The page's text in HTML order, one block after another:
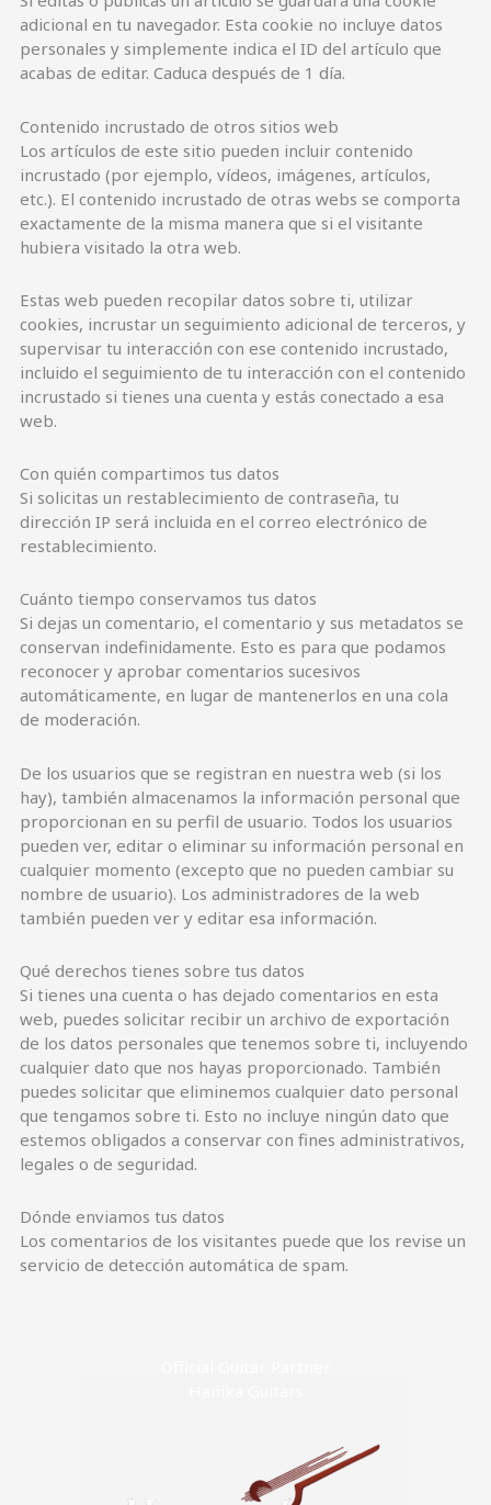
adicional en tu navegador. Esta cookie no incluye datos
personales y simplemente indica el ID del artículo que
acabas de editar. Caduca después de 1 día.
Contenido incrustado de otros sitios web
Los artículos de este sitio pueden incluir contenido
incrustado (por ejemplo, vídeos, imágenes, artículos,
etc.). El contenido incrustado de otras webs se comporta
exactamente de la misma manera que si el visitante
hubiera visitado la otra web.
Estas web pueden recopilar datos sobre ti, utilizar
cookies, incrustar un seguimiento adicional de terceros, y
supervisar tu interacción con ese contenido incrustado,
incluido el seguimiento de tu interacción con el contenido
incrustado si tienes una cuenta y estás conectado a esa
web.
Con quién compartimos tus datos
Si solicitas un restablecimiento de contraseña, tu
dirección IP será incluida en el correo electrónico de
restablecimiento.
Cuánto tiempo conservamos tus datos
Si dejas un comentario, el comentario y sus metadatos se
conservan indefinidamente. Esto es para que podamos
reconocer y aprobar comentarios sucesivos
automáticamente, en lugar de mantenerlos en una cola
de moderación.
De los usuarios que se registran en nuestra web (si los
hay), también almacenamos la información personal que
proporcionan en su perfil de usuario. Todos los usuarios
pueden ver, editar o eliminar su información personal en
cualquier momento (excepto que no pueden cambiar su
nombre de usuario). Los administradores de la web
también pueden ver y editar esa información.
Qué derechos tienes sobre tus datos
Si tienes una cuenta o has dejado comentarios en esta
web, puedes solicitar recibir un archivo de exportación
de los datos personales que tenemos sobre ti, incluyendo
cualquier dato que nos hayas proporcionado. También
puedes solicitar que eliminemos cualquier dato personal
que tengamos sobre ti. Esto no incluye ningún dato que
estemos obligados a conservar con fines administrativos,
legales o de seguridad.
Dónde enviamos tus datos
Los comentarios de los visitantes puede que los revise un
servicio de detección automática de spam.